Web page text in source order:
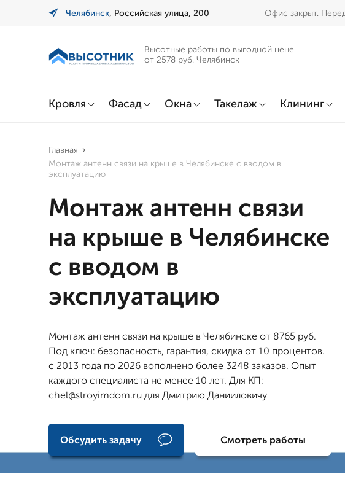
Челябинск, Российская улица, 200 Офис закрыт.
Высотные работы по выгодной цене
от 2578 руб. Челябинск
Кровля Фасад Окна Такелаж Клининг
Главная
Монтаж антенн связи на крыше в Челябинске с вводом в
эксплуатацию
Монтаж антенн связи
на крыше в Челябинске
с вводом в
эксплуатацию
Монтаж антенн связи на крыше в Челябинске от 8765 руб.
Под ключ: безопасность, гарантия, скидка от 10 процентов.
с 2013 года по 2026 вополнено более 3248 заказов. Опыт
каждого специалиста не менее 10 лет. Для КП:
chel@stroyimdom.ru для Дмитрию Данииловичу
Обсудить задачу Смотреть работы